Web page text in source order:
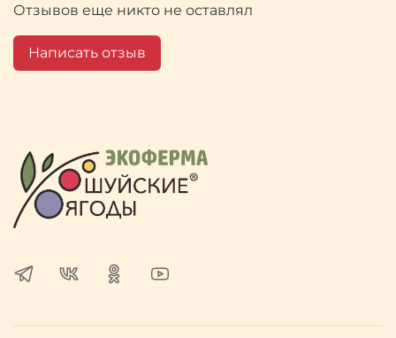
Отзывов еще никто не оставлял
Написать отзыв